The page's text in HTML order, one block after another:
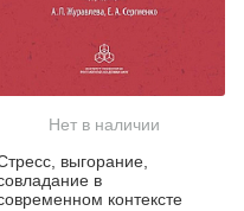
Нет в наличии
выгорание,
в
контексте